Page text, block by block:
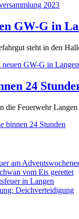
2023
GW-G in
steht in den
GW-G in Langen
24
die Feuerwehr
binnen 24 Stunden
am
vom Eis gerettet
in Langen
Deichverteidigung